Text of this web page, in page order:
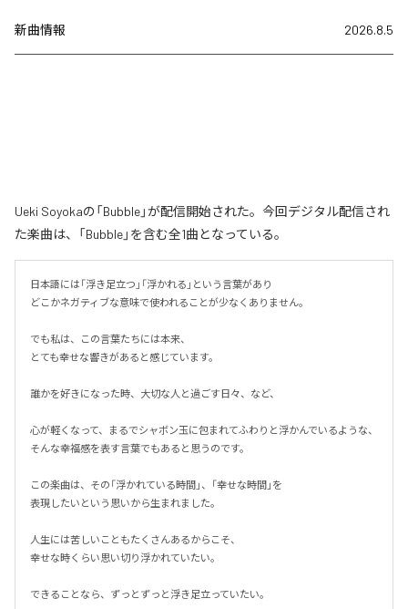
新曲情報 2026.8.5
Ueki Soyokaの「Bubble」が配信開始された。今回デジタル配信され
た楽曲は、「Bubble」を含む全1曲となっている。
日本語には「浮き足立つ」「浮かれる」という言葉があり
どこかネガティブな意味で使われることが少なくありません。
でも私は、この言葉たちには本来、
とても幸せな響きがあると感じています。
誰かを好きになった時、大切な人と過ごす日々、など、
心が軽くなって、まるでシャボン玉に包まれてふわりと浮かんでいるような、
そんな幸福感を表す言葉でもあると思うのです。
この楽曲は、その「浮かれている時間」、「幸せな時間」を
表現したいという思いから生まれました。
人生には苦しいこともたくさんあるからこそ、
幸せな時くらい思い切り浮かれていたい。
できることなら、ずっとずっと浮き足立っていたい。